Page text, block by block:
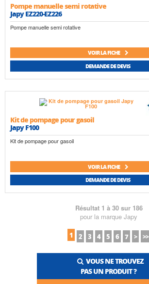
Pompe manuelle semi rotative
Japy EZ220-EZ226
Pompe manuelle semi rotative
VOIR LA FICHE
DEMANDE DE DEVIS
Kit de pompage pour gasoil
Japy F100
Kit de pompage pour gasoil
VOIR LA FICHE
DEMANDE DE DEVIS
Résultat 1 à 30 sur 186
pour la marque Japy
1
2 3 4 5 6 7 > >>
VOUS NE TROUVEZ
PAS UN PRODUIT ?